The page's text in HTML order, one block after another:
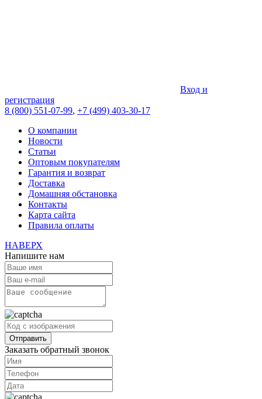
Вход и
регистрация
8 (800) 551-07-99, +7 (499) 403-30-17
О компании
Новости
Статьи
Оптовым покупателям
Гарантия и возврат
Доставка
Домашняя обстановка
Контакты
Карта сайта
Правила оплаты
НАВЕРХ
Напишите нам
Заказать обратный звонок